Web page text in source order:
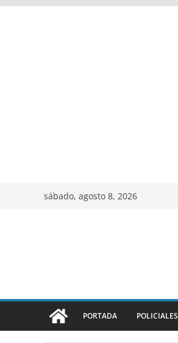
sábado, agosto 8, 2026
PORTADA POLICIALES